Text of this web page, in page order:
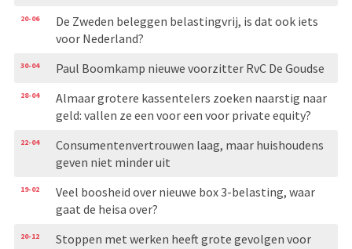
20-06
De Zweden beleggen belastingvrij, is dat ook iets
voor Nederland?
30-04 Paul Boomkamp nieuwe voorzitter RvC De Goudse
28-04
Almaar grotere kassentelers zoeken naarstig naar
geld: vallen ze een voor een voor private equity?
22-04
Consumentenvertrouwen laag, maar huishoudens
geven niet minder uit
19-02
Veel boosheid over nieuwe box 3-belasting, waar
gaat de heisa over?
20-12
Stoppen met werken heeft grote gevolgen voor